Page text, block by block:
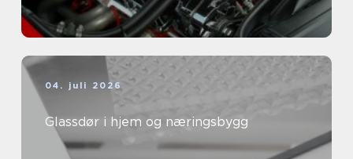
04. juli 2026
Glassdør i hjem og næringsbygg